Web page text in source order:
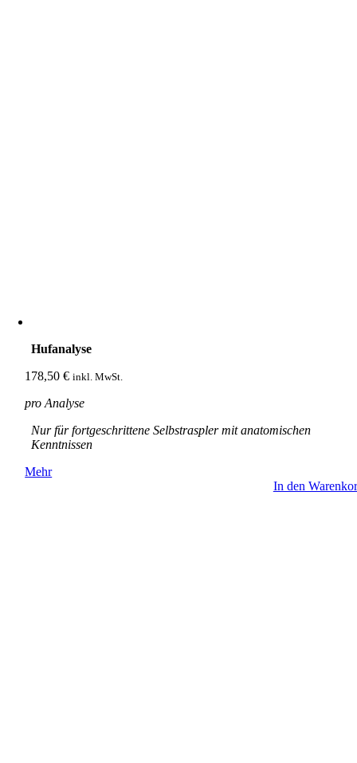
Hufanalyse
178,50€ inkl. MwSt.
pro Analyse
Nur für fortgeschrittene Selbstraspler mit anatomischen
Kenntnissen
Mehr
In den